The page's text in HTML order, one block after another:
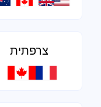
צרפתית